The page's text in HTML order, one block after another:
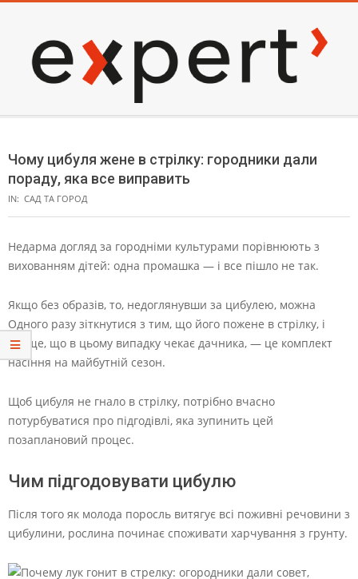
content
EXPERT
Menu
Чому цибуля жене в стрілку: городники дали
пораду, яка все виправить
IN: САД ТА ГОРОД
Недарма догляд за городніми культурами порівнюють з
вихованням дітей: одна промашка — і все пішло не так.
Якщо без образів, то, недоглянувши за цибулею, можна
Одного разу зіткнутися з тим, що його пожене в стрілку, і
краще, що в цьому випадку чекає дачника, — це комплект
насіння на майбутній сезон.
Щоб цибуля не гнало в стрілку, потрібно вчасно
потурбуватися про підгодівлі, яка зупинить цей
позаплановий процес.
Чим підгодовувати цибулю
Після того як молода поросль витягує всі поживні речовини з
цибулини, рослина починає споживати харчування з грунту.